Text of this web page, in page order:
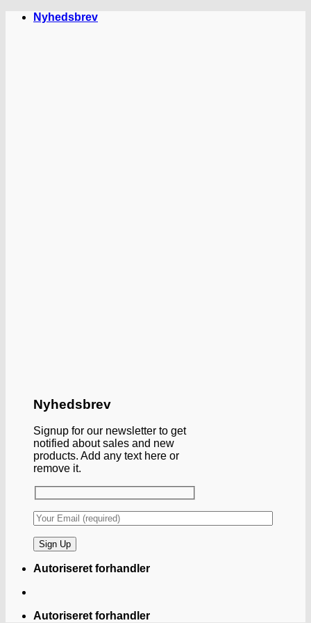
FortsætNyhedsbrev
Nyhedsbrev
Signup for our newsletter to get
notified about sales and new
products. Add any text here or
remove it.
Autoriseret forhandler
Autoriseret forhandler